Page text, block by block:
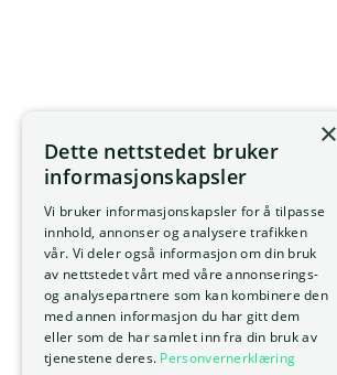
×
Dette nettstedet bruker
informasjonskapsler
Vi bruker informasjonskapsler for å tilpasse
innhold, annonser og analysere trafikken
vår. Vi deler også informasjon om din bruk
av nettstedet vårt med våre annonserings-
og analysepartnere som kan kombinere den
med annen informasjon du har gitt dem
eller som de har samlet inn fra din bruk av
tjenestene deres. Personvernerklæring